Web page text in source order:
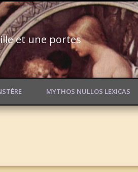
et une portes
MYTHOS NULLOS LEXICAS